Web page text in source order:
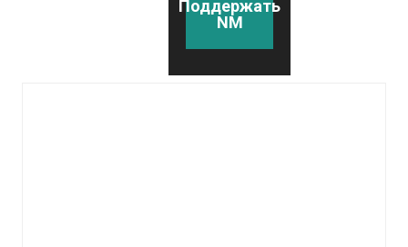
Поддержать
NM